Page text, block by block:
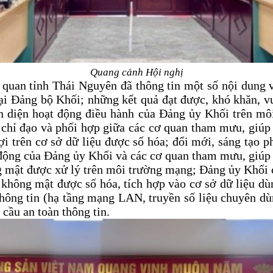
Quang cảnh Hội nghị
tỉnh Thái Nguyên đã thông tin một số nội dung
Đảng bộ Khối; những kết quả đạt được, khó khăn,
hoạt động điều hành của Đảng ủy Khối trên
đạo và phối hợp giữa các cơ quan tham mưu,
trên cơ sở dữ liệu được số hóa; đổi mới, sáng tạo
của Đảng ủy Khối và các cơ quan tham mưu,
được xử lý trên môi trường mạng; Đảng ủy Khối
mật được số hóa, tích hợp vào cơ sở dữ liệu
tin (hạ tầng mạng LAN, truyền số liệu chuyên
an toàn thông tin.